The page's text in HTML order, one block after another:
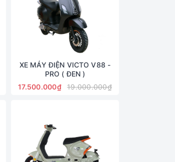
XE MÁY ĐIỆN VICTO V88 -
PRO ( ĐEN )
17.500.000₫
19.000.000₫